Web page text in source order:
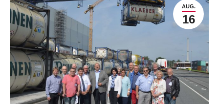
AUG.
16